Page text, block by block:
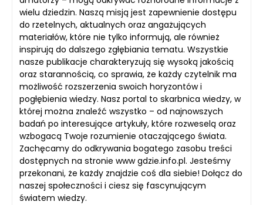
wielu dziedzin. Naszą misją jest zapewnienie dostępu
do rzetelnych, aktualnych oraz angażujących
materiałów, które nie tylko informują, ale również
inspirują do dalszego zgłębiania tematu. Wszystkie
nasze publikacje charakteryzują się wysoką jakością
oraz starannością, co sprawia, że każdy czytelnik ma
możliwość rozszerzenia swoich horyzontów i
pogłębienia wiedzy. Nasz portal to skarbnica wiedzy, w
której można znaleźć wszystko – od najnowszych
badań po interesujące artykuły, które rozweselą oraz
wzbogacą Twoje rozumienie otaczającego świata.
Zachęcamy do odkrywania bogatego zasobu treści
dostępnych na stronie www gdzie.info.pl. Jesteśmy
przekonani, że każdy znajdzie coś dla siebie! Dołącz do
naszej społeczności i ciesz się fascynującym
światem wiedzy.